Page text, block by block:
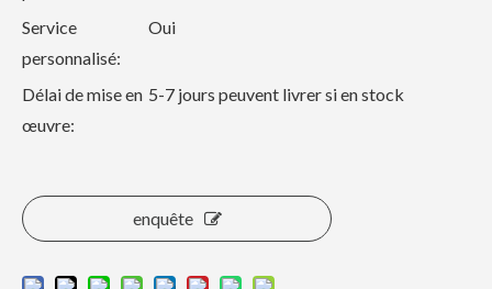
Service
personnalisé:
Oui
Délai de mise en
œuvre:
5-7 jours peuvent livrer si en stock
enquête